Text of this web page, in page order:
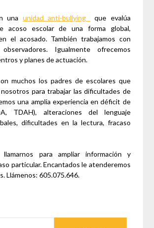
una unidad anti-bullying
que evalúa
acoso escolar de una forma global,
el acosado. También trabajamos con
Igualmente ofrecemos
y planes de actuación.
muchos los padres de escolares que
para trabajar las dificultades de
una amplia experiencia en déficit de
TDAH), alteraciones del lenguaje
dificultades en la lectura, fracaso
para ampliar información y
particular. Encantados le atenderemos
Llámenos: 605.075.646.